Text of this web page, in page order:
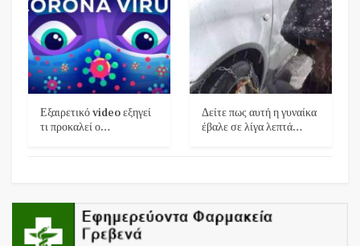
Εξαιρετικό video εξηγεί
τι προκαλεί ο…
Δείτε πως αυτή η γυναίκα
έβαλε σε λίγα λεπτά…